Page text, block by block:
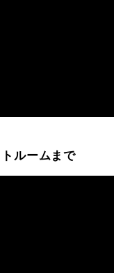
ルームまで